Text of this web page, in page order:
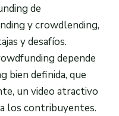
de
y crowdlending,
y desafíos.
depende
bien definida, que
un video atractivo
los contribuyentes.